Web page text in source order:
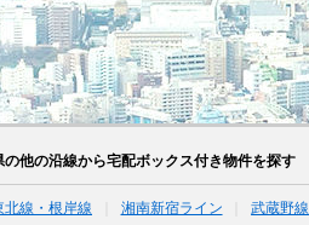
の他の沿線から宅配ボックス付き物件を探す
北線・根岸線 湘南新宿ライン 武蔵野線